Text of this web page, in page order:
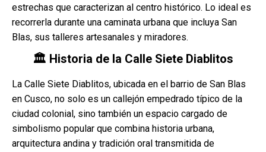
estrechas que caracterizan al centro histórico. Lo ideal es
recorrerla durante una caminata urbana que incluya San
Blas, sus talleres artesanales y miradores.
🏛️ Historia de la Calle Siete Diablitos
La Calle Siete Diablitos, ubicada en el barrio de San Blas
en Cusco, no solo es un callejón empedrado típico de la
ciudad colonial, sino también un espacio cargado de
simbolismo popular que combina historia urbana,
arquitectura andina y tradición oral transmitida de